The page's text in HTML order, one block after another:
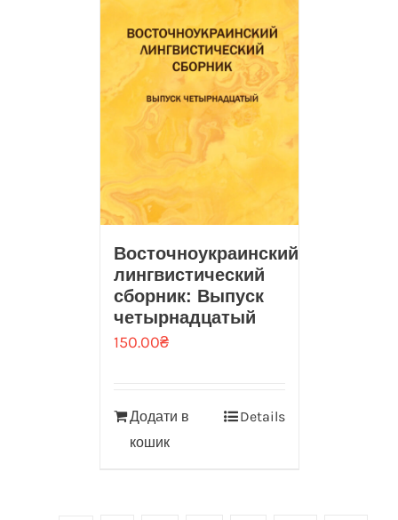
Восточноукраинский
лингвистический
сборник: Выпуск
четырнадцатый
150.00₴
Додати в
кошик
Details